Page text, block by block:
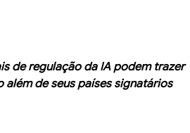
de regulação da IA podem trazer
além deseus países signatários